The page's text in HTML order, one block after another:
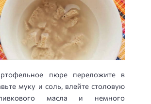
пюре переложите в
муку и соль, влейте столовую
масла и немного